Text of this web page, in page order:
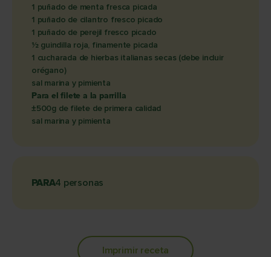
1 puñado de menta fresca picada
1 puñado de cilantro fresco picado
1 puñado de perejil fresco picado
1⁄2 guindilla roja, finamente picada
1 cucharada de hierbas italianas secas (debe incluir
orégano)
sal marina y pimienta
Para el filete a la parrilla
±500g de filete de primera calidad
sal marina y pimienta
PARA4 personas
Imprimir receta